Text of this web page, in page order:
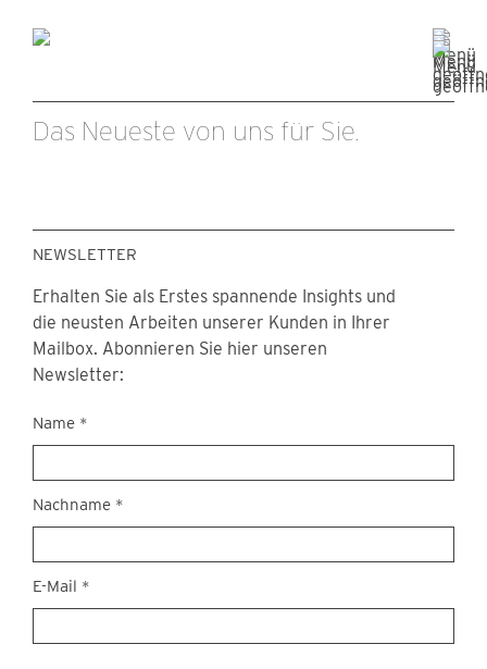
Das Neueste von uns für Sie.
NEWSLETTER
Erhalten Sie als Erstes spannende Insights und
die neusten Arbeiten unserer Kunden in Ihrer
Mailbox. Abonnieren Sie hier unseren
Newsletter:
Newsletter
Name *
Nachname *
E-Mail *